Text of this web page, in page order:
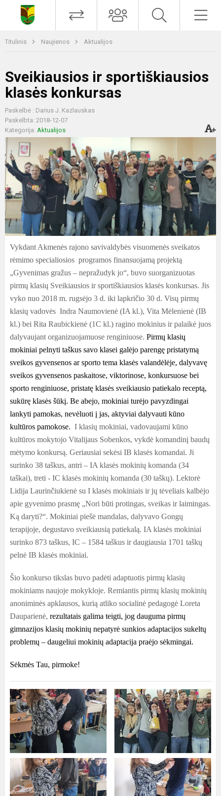
Titulinis Naujienos Aktualijos
Sveikiausios ir sportiškiausios
klasės konkursas
Paskelbė : Darius J. Kazlauskas
Paskelbta: 2018-12-07
Kategorija: Aktualijos
Vykdant Akmenės rajono savivaldybės visuomenės sveikatos
rėmimo specialiosios programos finansuojamą projektą
„Gyvenimas gražus – nepražudyk jo“, buvo suorganizuotas
pirmų klasių Sveikiausios ir sportiškiausios klasės konkursas. Jis
vyko nuo 2018 m. rugsėjo 3 d. iki lapkričio 30 d. Visų pirmų
klasių vadovės Indra Naumovienė (IA kl.), Vita Mėlenienė (IB
kl.) bei Rita Raubickienė (1C kl.) ragino mokinius ir palaikė juos
dalyvaujant organizuojamuose renginiuose. Pirmų klasių
mokiniai pelnyti taškus savo klasei galėjo parengę pristatymą
sveikos gyvensenos ar sporto tema klasės valandėlėje, dalyvavę
sveikos gyvensenos paskaitose, viktorinose, konkursuose bei
sporto renginiuose, pristatę klasės sveikiausio patiekalo receptą,
sukūrę klasės šūkį. Be abejo, mokiniai turėjo pavyzdingai
lankyti pamokas, nevėluoti į jas, aktyviai dalyvauti kūno
kultūros pamokose. I klasių mokiniai, vadovaujami kūno
kultūros mokytojo Vitalijaus Sobenkos, vykdė komandinį baudų
mėtymo konkursą. Geriausiai sekėsi IB klasės komandai. Ji
surinko 38 taškus, antri – IA klasės mokinių komanda (34
taškai), treti - IC klasės mokinių komanda (30 taškų). Lektorė
Lidija Laurinčiukienė su I klasės mokiniais ir jų tėveliais kalbėjo
apie gyvenimo prasmę „Nori būti protingas, sveikas ir laimingas.
Ką daryti?“. Mokiniai piešė mandalas, dalyvavo Gongų
terapijoje, degustavo sveikiausią patiekalą. IA klasės mokiniai
surinko 873 taškus, IC – 1584 taškus ir daugiausia 1701 taškų
pelnė IB klasės mokiniai.
Šio konkurso tikslas buvo padėti adaptuotis pirmų klasių
mokiniams naujoje mokykloje. Remiantis pirmų klasių mokinių
anoniminės apklausos, kurią atliko socialinė pedagogė Loreta
Dauparienė, rezultatais galima teigti, jog dauguma pirmų
gimnazijos klasių mokinių nepatyrė sunkios adaptacijos sukeltų
problemų – daugeliui mokinių adaptacija praėjo sėkmingai.
Sėkmės Tau, pirmoke!